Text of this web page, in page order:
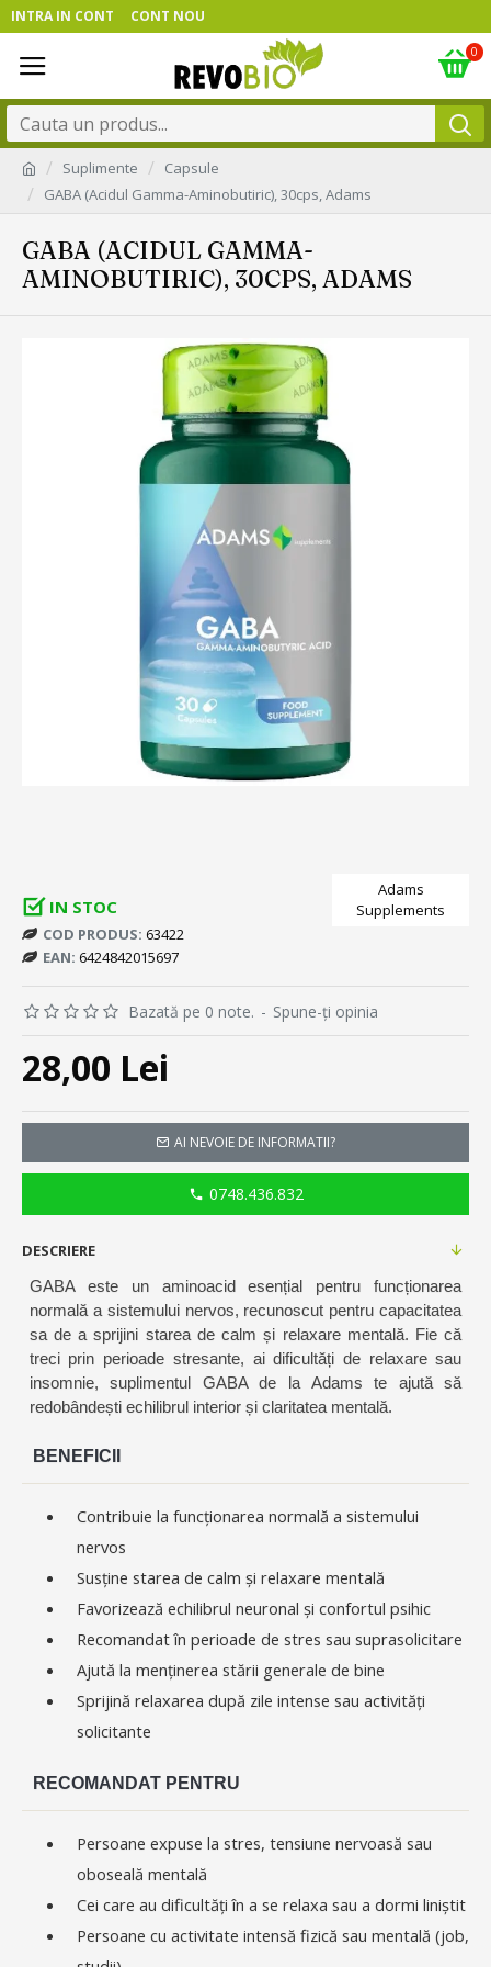
INTRA IN CONT CONT NOU
0
Suplimente
Capsule
GABA (Acidul Gamma-Aminobutiric), 30cps, Adams
GABA (ACIDUL GAMMA-
AMINOBUTIRIC), 30CPS, ADAMS
IN STOC
COD PRODUS: 63422
EAN: 6424842015697
Adams
Supplements
Bazată pe 0 note. - Spune-ţi opinia
28,00 Lei
AI NEVOIE DE INFORMATII?
0748.436.832
DESCRIERE
GABA este un aminoacid esențial pentru funcționarea
normală a sistemului nervos, recunoscut pentru capacitatea
sa de a sprijini starea de calm și relaxare mentală. Fie că
treci prin perioade stresante, ai dificultăți de relaxare sau
insomnie, suplimentul GABA de la Adams te ajută să
redobândești echilibrul interior și claritatea mentală.
BENEFICII
Contribuie la funcționarea normală a sistemului
nervos
Susține starea de calm și relaxare mentală
Favorizează echilibrul neuronal și confortul psihic
Recomandat în perioade de stres sau suprasolicitare
Ajută la menținerea stării generale de bine
Sprijină relaxarea după zile intense sau activități
solicitante
RECOMANDAT PENTRU
Persoane expuse la stres, tensiune nervoasă sau
oboseală mentală
Cei care au dificultăți în a se relaxa sau a dormi liniștit
Persoane cu activitate intensă fizică sau mentală (job,